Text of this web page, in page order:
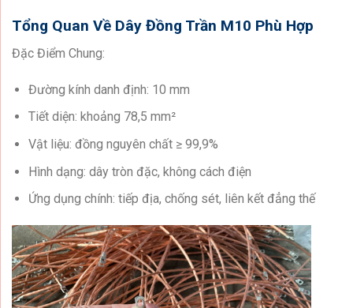
Tổng Quan Về Dây Đồng Trần M10 Phù Hợp
Đặc Điểm Chung:
Đường kính danh định: 10 mm
Tiết diện: khoảng 78,5 mm²
Vật liệu: đồng nguyên chất ≥ 99,9%
Hình dạng: dây tròn đặc, không cách điện
Ứng dụng chính: tiếp địa, chống sét, liên kết đẳng thế